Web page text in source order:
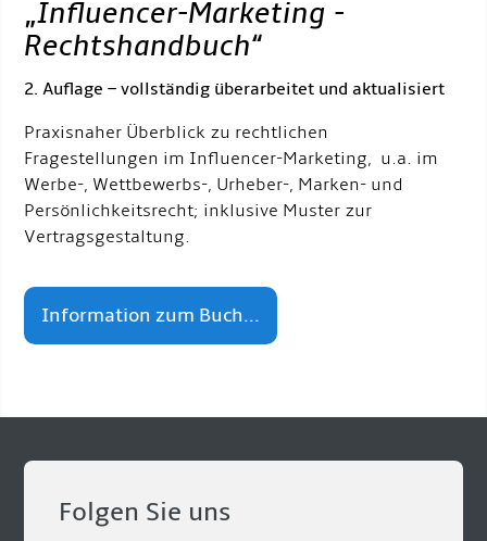
„Influencer-Marketing -
Rechtshandbuch“
2. Auflage – vollständig überarbeitet und aktualisiert
Praxisnaher Überblick zu rechtlichen
Fragestellungen im Influencer-Marketing, u.a. im
Werbe-, Wettbewerbs-, Urheber-, Marken- und
Persönlichkeitsrecht; inklusive Muster zur
Vertragsgestaltung.
Information zum Buch...
Folgen Sie uns